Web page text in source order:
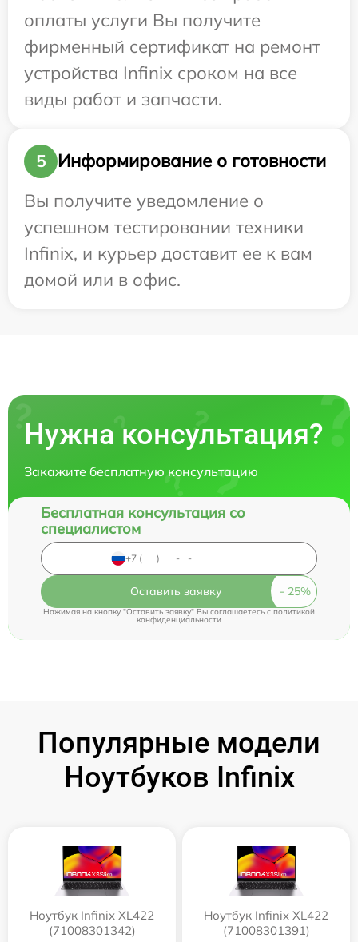
оплаты услуги Вы получите
фирменный сертификат на ремонт
устройства Infinix сроком на все
виды работ и запчасти.
5
Информирование о готовности
Вы получите уведомление о
успешном тестировании техники
Infinix, и курьер доставит ее к вам
домой или в офис.
Нужна консультация?
Закажите бесплатную консультацию
Бесплатная консультация со
специалистом
Оставить заявку
Нажимая на кнопку "Оставить заявку" Вы соглашаетесь cполитикой
конфиденциальности
Популярные модели
Ноутбуков Infinix
Ноутбук Infinix XL422
(71008301342)
Ноутбук Infinix XL422
(71008301391)